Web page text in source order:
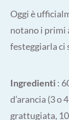
Oggi è
notano i primi
festeggiarla ci
Ingredienti :
d’arancia (3 o
grattugiata,